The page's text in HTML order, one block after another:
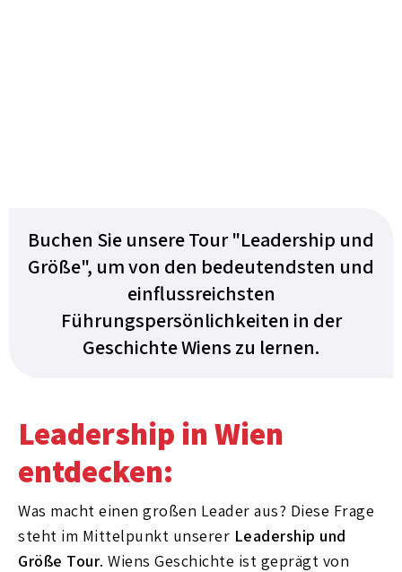
Buchen Sie unsere Tour "Leadership und
Größe", um von den bedeutendsten und
einflussreichsten
Führungspersönlichkeiten in der
Geschichte Wiens zu lernen.
Leadership in Wien
entdecken:
Was macht einen großen Leader aus? Diese Frage
steht im Mittelpunkt unserer Leadership und
Größe Tour. Wiens Geschichte ist geprägt von